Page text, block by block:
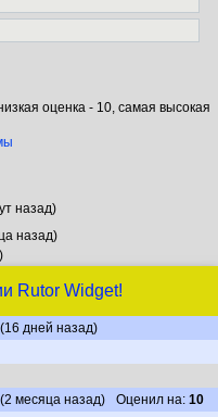
оценка - 10, самая высокая
назад)
назад)
Rutor Widget!
дней назад)
месяца назад) Оценил на: 10